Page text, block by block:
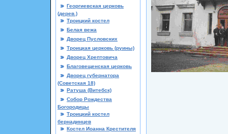
Георгиевская церковь
(дерев.)
Троицкий костел
Белая вежа
Дворец Пусловских
Троицкая церковь (руины)
Дворец Хрептовича
Благовещенская церковь
Дворец губернатора
(Советская 18)
Ратуша (Витебск)
Собор Рождества
Богородицы
Троицкий костел
бернадинцев
Костел Иоанна Крестителя